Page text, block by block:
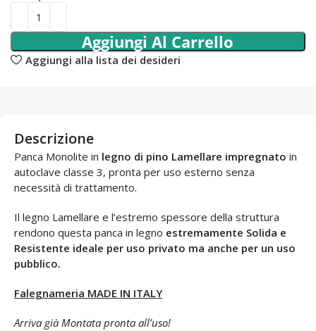
Aggiungi Al Carrello
Aggiungi alla lista dei desideri
Descrizione
Panca Monolite in legno di pino Lamellare impregnato in
autoclave classe 3, pronta per uso esterno senza
necessità di trattamento.
Il legno Lamellare e l’estremo spessore della struttura
rendono questa panca in legno estremamente Solida e
Resistente ideale per uso privato ma anche per un uso
pubblico.
Falegnameria MADE IN ITALY
Arriva già Montata pronta all’uso!